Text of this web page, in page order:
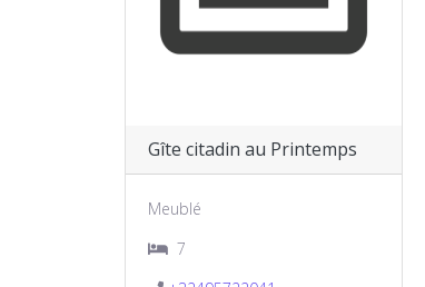
Gîte citadin au Printemps
Meublé
7